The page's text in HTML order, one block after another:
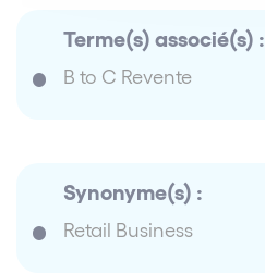
Terme(s) associé(s) :
B to C Revente
Synonyme(s) :
Retail Business